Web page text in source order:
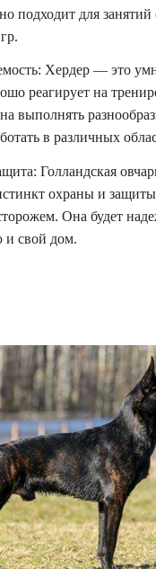
подходит для
Хердер — это
реагирует на
выполнять
в различных
Голландская
охраны и
Она будет
и свой дом.